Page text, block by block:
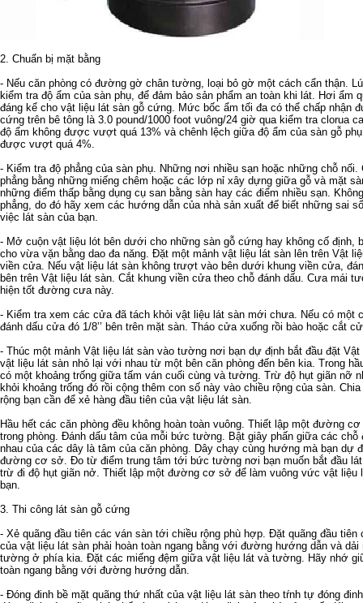
2. Chuẩn bị mặt bằng
- Nếu căn phòng có đường gờ chân tường, loại bỏ gờ một cách cẩn thận.
kiểm tra độ ẩm của sàn phụ, để đảm bảo sản phẩm an toàn khi lát. Hơi ẩm
đáng kể cho vật liệu lát sàn gỗ cứng. Mức bốc ẩm tối đa có thể chấp nhận
cứng trên bê tông là 3.0 pound/1000 foot vuông/24 giờ qua kiểm tra clorua
độ ẩm không được vượt quá 13% và chênh lệch giữa độ ẩm của sàn gỗ
được vượt quá 4%.
- Kiểm tra độ phẳng của sàn phụ. Những nơi nhiều sạn hoặc những chỗ nối.
phẳng bằng những miếng chêm hoặc các lớp nỉ xây dựng giữa gỗ và mặt
những điểm thấp bằng dụng cụ san bằng sàn hay các điểm nhiều sạn.
phẳng, do đó hãy xem các hướng dẫn của nhà sản xuất để biết những sai
việc lát sàn của bạn.
- Mở cuộn vật liệu lót bên dưới cho những sàn gỗ cứng hay không cố định,
cho vừa vặn bằng dao đa năng. Đặt một mảnh vật liệu lát sàn lên trên Vật
viền cửa. Nếu vật liệu lát sàn không trượt vào bên dưới khung viền cửa,
bên trên Vật liệu lát sàn. Cắt khung viền cửa theo chỗ đánh dấu. Cưa mái
hiện tốt đường cưa này.
- Kiểm tra xem các cửa đã tách khỏi vật liệu lát sàn mới chưa. Nếu có một
đánh dấu cửa đó 1/8’’ bên trên mặt sàn. Tháo cửa xuống rồi bào hoặc cắt
- Thúc một mảnh Vật liệu lát sàn vào tường nơi bạn dự định bắt đầu đặt
vật liệu lát sàn nhỏ lại với nhau từ một bên căn phòng đến bên kia. Trong
có một khoảng trống giữa tấm ván cuối cùng và tường. Trừ độ hụt giãn nỡ
khỏi khoảng trống đó rồi cộng thêm con số này vào chiều rộng của sàn.
rộng bạn cần để xẻ hàng đầu tiên của vật liệu lát sàn.
Hầu hết các căn phòng đều không hoàn toàn vuông. Thiết lập một đường
trong phòng. Đánh dấu tâm của mỗi bức tường. Bật giây phấn giữa các chỗ
nhau của các dây là tâm của căn phòng. Dây chạy cùng hướng mà bạn dự
đường cơ sở. Đo từ điểm trung tâm tới bức tường nơi bạn muốn bắt đầu
trừ đi độ hụt giãn nở. Thiết lập một đường cơ sở để làm vuông vức vật liệu
bạn.
3. Thi công lát sàn gỗ cứng
- Xẻ quãng đầu tiên các ván sàn tới chiều rộng phù hợp. Đặt quãng đầu
của vật liệu lát sàn phải hoàn toàn ngang bằng với đường hướng dẫn và
tường ở phía kia. Đặt các miếng đệm giữa vật liệu lát và tường. Hãy nhớ
toàn ngang bằng với đường hướng dẫn.
- Đóng đinh bề mặt quãng thứ nhất của vật liệu lát sàn theo tŕnh tự đóng